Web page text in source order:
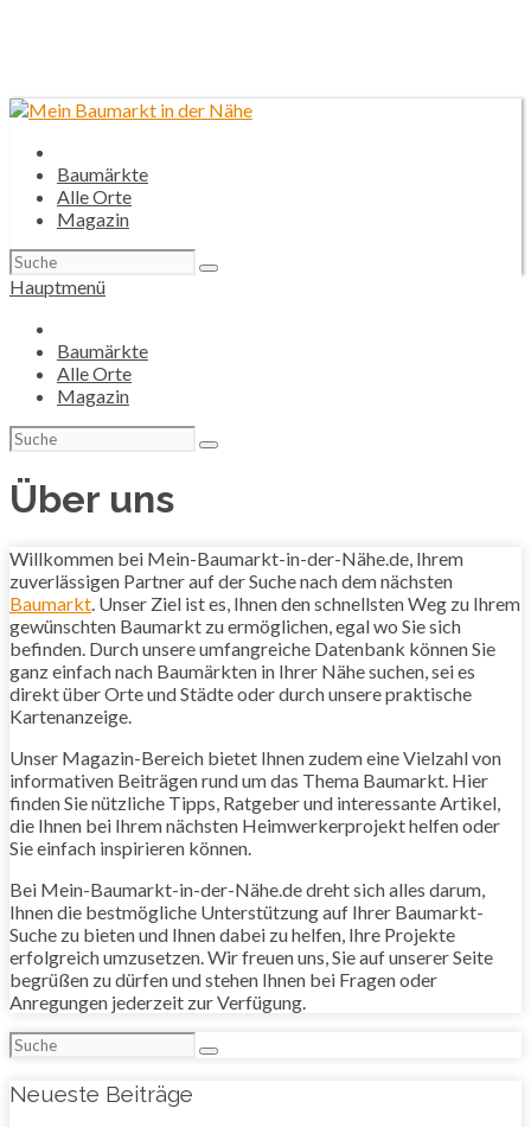
Baumärkte
Alle Orte
Magazin
Suchen
nach:
Hauptmenü
Baumärkte
Alle Orte
Magazin
Suchen
nach:
Über uns
Willkommen bei Mein-Baumarkt-in-der-Nähe.de, Ihrem
zuverlässigen Partner auf der Suche nach dem nächsten
Baumarkt. Unser Ziel ist es, Ihnen den schnellsten Weg zu Ihrem
gewünschten Baumarkt zu ermöglichen, egal wo Sie sich
befinden. Durch unsere umfangreiche Datenbank können Sie
ganz einfach nach Baumärkten in Ihrer Nähe suchen, sei es
direkt über Orte und Städte oder durch unsere praktische
Kartenanzeige.
Unser Magazin-Bereich bietet Ihnen zudem eine Vielzahl von
informativen Beiträgen rund um das Thema Baumarkt. Hier
finden Sie nützliche Tipps, Ratgeber und interessante Artikel,
die Ihnen bei Ihrem nächsten Heimwerkerprojekt helfen oder
Sie einfach inspirieren können.
Bei Mein-Baumarkt-in-der-Nähe.de dreht sich alles darum,
Ihnen die bestmögliche Unterstützung auf Ihrer Baumarkt-
Suche zu bieten und Ihnen dabei zu helfen, Ihre Projekte
erfolgreich umzusetzen. Wir freuen uns, Sie auf unserer Seite
begrüßen zu dürfen und stehen Ihnen bei Fragen oder
Anregungen jederzeit zur Verfügung.
Suchen
nach:
Neueste Beiträge